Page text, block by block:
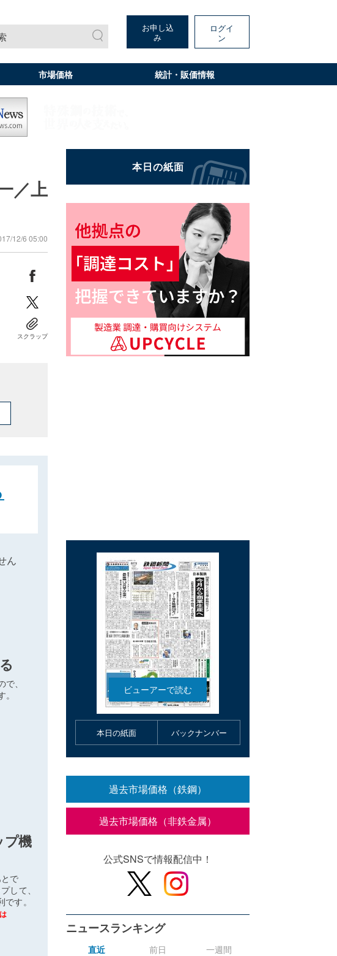
お申し込
み
ログイ
ン
市場価格 統計・販価情報
／上
12/6 05:00
スクラップ
ん
、
プ機
で
して、
す。
本日の紙面 バックナンバー
過去市場価格（鉄鋼）
過去市場価格（非鉄金属）
公式SNSで情報配信中！
ニュースランキング
直近
前日 一週間